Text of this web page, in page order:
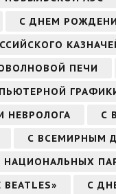
С ДНЕМ
ПЕЧИ
С
С ВСЕМИРНЫМ
С